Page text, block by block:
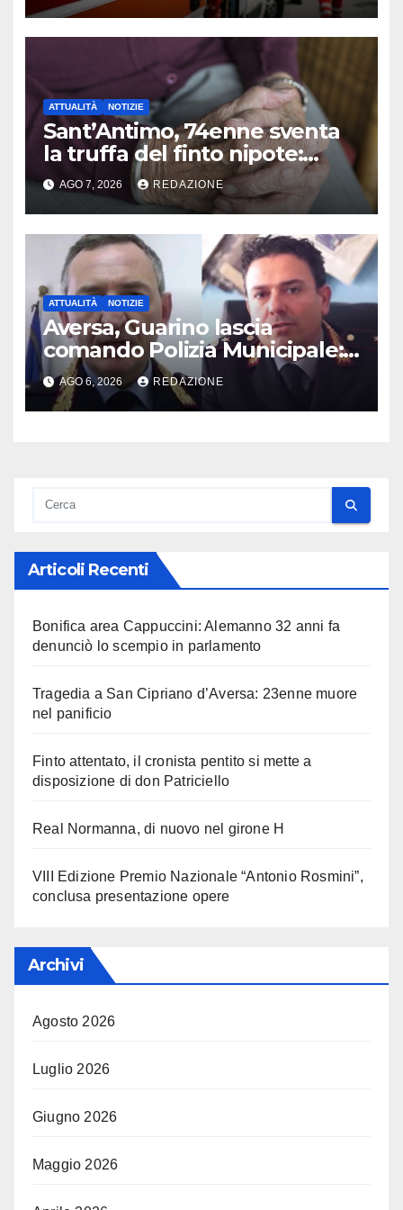
ATTUALITÀ NOTIZIE
Sant’Antimo, 74enne sventa
la truffa del finto nipote:
denunciato un 16enne
AGO 7, 2026 REDAZIONE
ATTUALITÀ NOTIZIE
Aversa, Guarino lascia
comando Polizia Municipale:
arriva Nacar
AGO 6, 2026 REDAZIONE
Articoli Recenti
Bonifica area Cappuccini: Alemanno 32 anni fa
denunciò lo scempio in parlamento
Tragedia a San Cipriano d’Aversa: 23enne muore
nel panificio
Finto attentato, il cronista pentito si mette a
disposizione di don Patriciello
Real Normanna, di nuovo nel girone H
VIII Edizione Premio Nazionale “Antonio Rosmini”,
conclusa presentazione opere
Archivi
Agosto 2026
Luglio 2026
Giugno 2026
Maggio 2026